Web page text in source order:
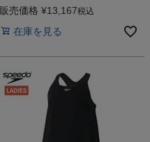
販売価格 ¥13,167税込
在庫を見る